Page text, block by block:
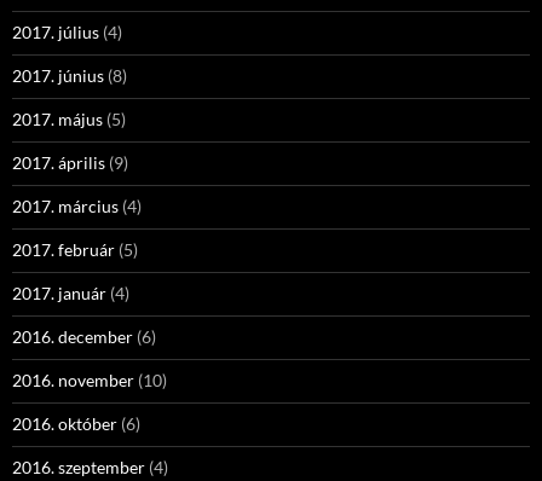
2017. július (4)
2017. június (8)
2017. május (5)
2017. április (9)
2017. március (4)
2017. február (5)
2017. január (4)
2016. december (6)
2016. november (10)
2016. október (6)
2016. szeptember (4)